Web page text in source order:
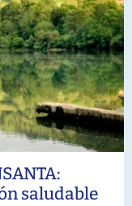
saludable